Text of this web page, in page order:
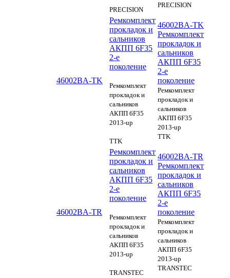
PRECISION
PRECISION
46002BA-TK
Ремкомплект
прокладок и
сальников
АКПП 6F35
2-е
поколение
Ремкомплект
прокладок и
сальников
АКПП 6F35
2013-up
TTK
46002BA-TK
Ремкомплект
прокладок и
сальников
АКПП 6F35
2-е
поколение
Ремкомплект
прокладок и
сальников
АКПП 6F35
2013-up
TTK
46002BA-TR
Ремкомплект
прокладок и
сальников
АКПП 6F35
2-е
поколение
Ремкомплект
прокладок и
сальников
АКПП 6F35
2013-up
TRANSTEC
46002BA-TR
Ремкомплект
прокладок и
сальников
АКПП 6F35
2-е
поколение
Ремкомплект
прокладок и
сальников
АКПП 6F35
2013-up
TRANSTEC